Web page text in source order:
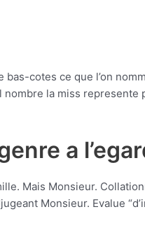
cotes ce que l’on
la miss
a
Mais Monsieur.
Monsieur. Evalue